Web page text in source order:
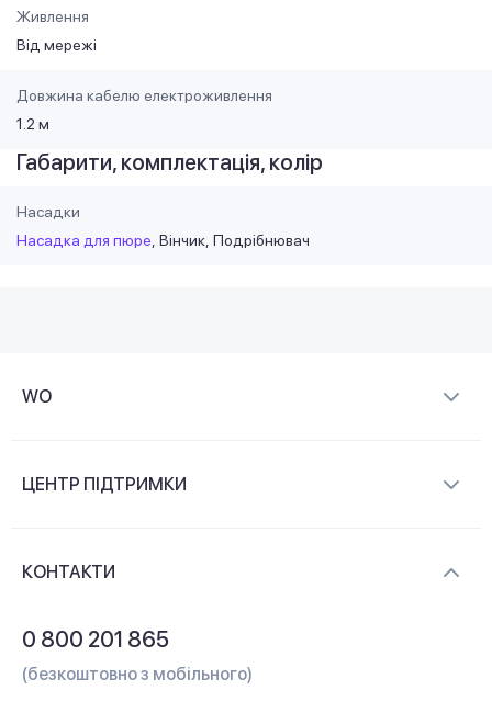
Живлення
Від мережі
Довжина кабелю електроживлення
1.2 м
Габарити, комплектація, колір
Насадки
Насадка для пюре Вінчик Подрібнювач
WO
Контакти
ЦЕНТР ПІДТРИМКИ
КОНТАКТИ
0 800 201 865
(безкоштовно з мобільного)